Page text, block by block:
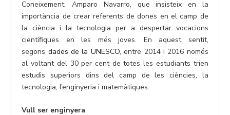
Coneixement, Amparo Navarro, que insisteix en la
importància de crear referents de dones en el camp de
la ciència i la tecnologia per a despertar vocacions
científiques en les més joves. En aquest sentit,
segons dades de la UNESCO, entre 2014 i 2016 només
al voltant del 30 per cent de totes les estudiants trien
estudis superiors dins del camp de les ciències, la
tecnologia, l’enginyeria i matemàtiques.
Vull ser enginyera